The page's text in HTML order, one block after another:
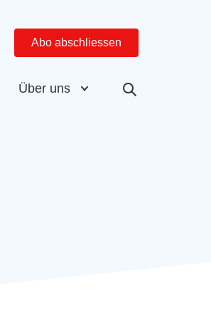
Abo abschliessen
Über uns